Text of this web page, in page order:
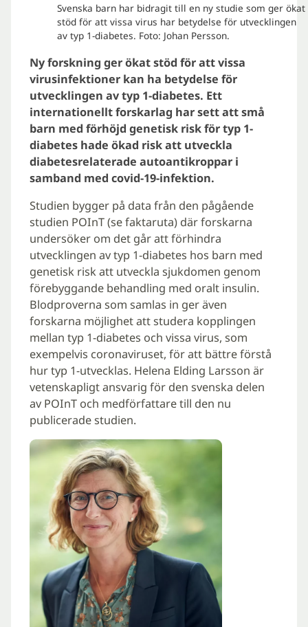
Svenska barn har bidragit till en ny studie som ger ökat
stöd för att vissa virus har betydelse för utvecklingen
av typ 1-diabetes. Foto: Johan Persson.
Ny forskning ger ökat stöd för att vissa
virusinfektioner kan ha betydelse för
utvecklingen av typ 1-diabetes. Ett
internationellt forskarlag har sett att små
barn med förhöjd genetisk risk för typ 1-
diabetes hade ökad risk att utveckla
diabetesrelaterade autoantikroppar i
samband med covid-19-infektion.
Studien bygger på data från den pågående
studien POInT (se faktaruta) där forskarna
undersöker om det går att förhindra
utvecklingen av typ 1-diabetes hos barn med
genetisk risk att utveckla sjukdomen genom
förebyggande behandling med oralt insulin.
Blodproverna som samlas in ger även
forskarna möjlighet att studera kopplingen
mellan typ 1-diabetes och vissa virus, som
exempelvis coronaviruset, för att bättre förstå
hur typ 1-utvecklas. Helena Elding Larsson är
vetenskapligt ansvarig för den svenska delen
av POInT och medförfattare till den nu
publicerade studien.